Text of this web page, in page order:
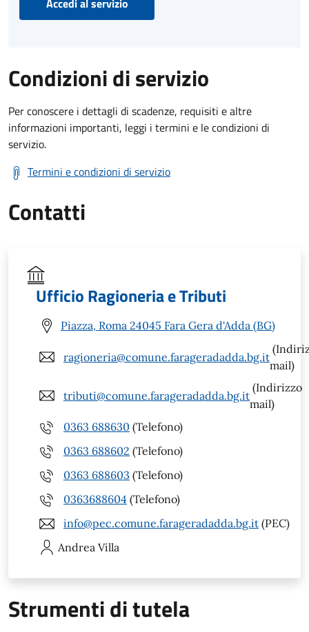
Condizioni di servizio
Per conoscere i dettagli di scadenze, requisiti e altre
informazioni importanti, leggi i termini e le condizioni di
servizio.
Termini e condizioni di servizio
Contatti
Ufficio Ragioneria e Tributi
Piazza, Roma 24045 Fara Gera d'Adda (BG)
ragioneria@comune.farageradadda.bg.it
mail)
tributi@comune.farageradadda.bg.it
(Indirizzo
mail)
0363 688630 (Telefono)
0363 688602 (Telefono)
0363 688603 (Telefono)
0363688604 (Telefono)
info@pec.comune.farageradadda.bg.it (PEC)
Andrea Villa
Strumenti di tutela